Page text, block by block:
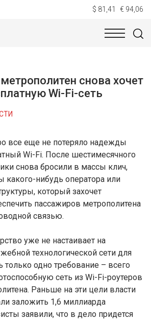
$ 81,41 € 94,06
снова хочет
Wi-Fi-сеть
все еще не потеряло надежды
Wi-Fi. После шестимесячного
снова бросили в массы клич,
какого-нибудь оператора или
который захочет
пассажиров метрополитена
связью.
уже не настаивает на
технологической сети для
только одно требование – всего
сеть из Wi-Fi-роутеров
Раньше на эти цели власти
заложить 1,6 миллиарда
заявили, что в дело придется